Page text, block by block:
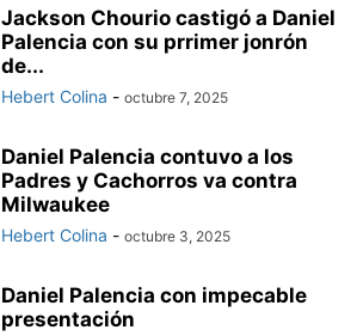
Jackson Chourio castigó a Daniel
Palencia con su prrimer jonrón
de...
Hebert Colina - octubre 7, 2025
Daniel Palencia contuvo a los
Padres y Cachorros va contra
Milwaukee
Hebert Colina - octubre 3, 2025
Daniel Palencia con impecable
presentación